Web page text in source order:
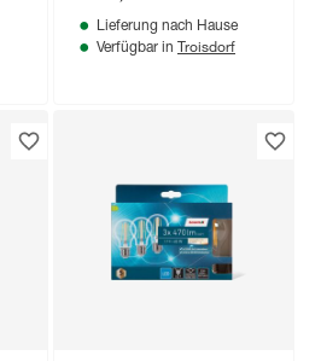
Lieferung nach Hause
Verfügbar in Troisdorf